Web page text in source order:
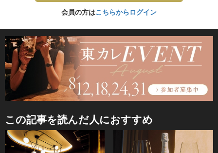
会員の方はこちらからログイン
この記事を読んだ人におすすめ